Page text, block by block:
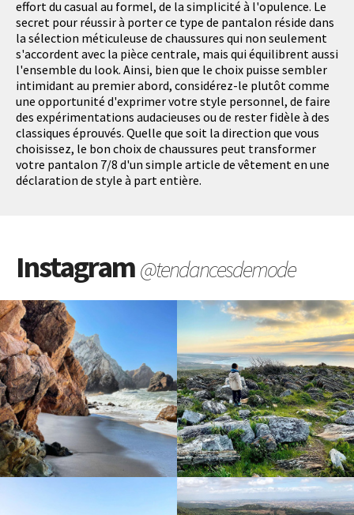
effort du casual au formel, de la simplicité à l'opulence. Le
secret pour réussir à porter ce type de pantalon réside dans
la sélection méticuleuse de chaussures qui non seulement
s'accordent avec la pièce centrale, mais qui équilibrent aussi
l'ensemble du look. Ainsi, bien que le choix puisse sembler
intimidant au premier abord, considérez-le plutôt comme
une opportunité d'exprimer votre style personnel, de faire
des expérimentations audacieuses ou de rester fidèle à des
classiques éprouvés. Quelle que soit la direction que vous
choisissez, le bon choix de chaussures peut transformer
votre pantalon 7/8 d'un simple article de vêtement en une
déclaration de style à part entière.
Instagram@tendancesdemode